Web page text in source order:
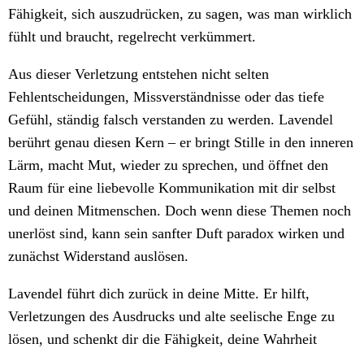
Fähigkeit, sich auszudrücken, zu sagen, was man wirklich
fühlt und braucht, regelrecht verkümmert.
Aus dieser Verletzung entstehen nicht selten
Fehlentscheidungen, Missverständnisse oder das tiefe
Gefühl, ständig falsch verstanden zu werden. Lavendel
berührt genau diesen Kern – er bringt Stille in den inneren
Lärm, macht Mut, wieder zu sprechen, und öffnet den
Raum für eine liebevolle Kommunikation mit dir selbst
und deinen Mitmenschen. Doch wenn diese Themen noch
unerlöst sind, kann sein sanfter Duft paradox wirken und
zunächst Widerstand auslösen.
Lavendel führt dich zurück in deine Mitte. Er hilft,
Verletzungen des Ausdrucks und alte seelische Enge zu
lösen, und schenkt dir die Fähigkeit, deine Wahrheit